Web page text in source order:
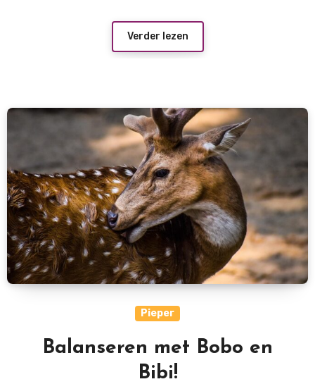
Verder lezen
Pieper
Balanseren met Bobo en
Bibi!